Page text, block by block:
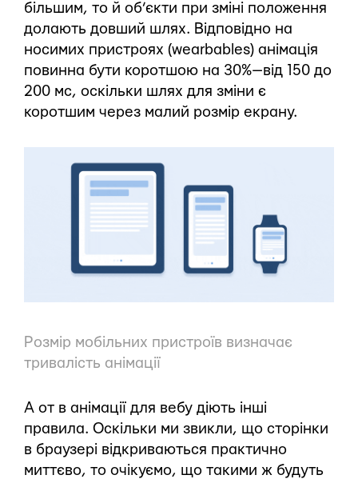
більшим, то й об’єкти при зміні положення
долають довший шлях. Відповідно на
носимих пристроях (wearbables) анімація
повинна бути коротшою на 30% — від 150 до
200 мс, оскільки шлях для зміни є
коротшим через малий розмір екрану.
Розмір мобільних пристроїв визначає
тривалість анімації
А от в анімації для вебу діють інші
правила. Оскільки ми звикли, що сторінки
в браузері відкриваються практично
миттєво, то очікуємо, що такими ж будуть